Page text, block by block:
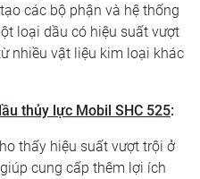
các bộ phận và hệ thống
loại dầu có hiệu suất vượt
nhiều vật liệu kim loại khác
thủy lực Mobil SHC 525:
thấy hiệu suất vượt trội ở
cung cấp thêm lợi ích